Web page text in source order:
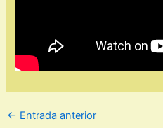
← Entrada anterior